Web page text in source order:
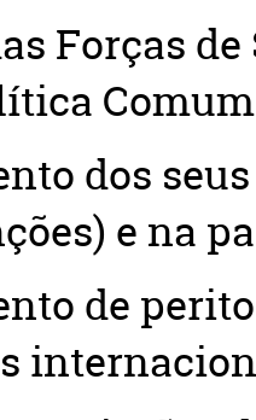
Forças
dos
e na
de